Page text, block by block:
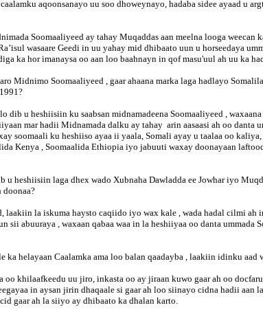
aqoonsanayo uu soo dhoweynayo, hadaba sidee ayaad u
Soomaaliyeed ay tahay Muqaddas aan meelna looga weecan
wasaare Geedi in uu yahay mid dhibaato uun u horseedaya
ka hor imanaysa oo aan loo baahnayn in qof masu'uul ah uu ka
Midnimo Soomaaliyeed , gaar ahaana marka laga hadlayo
dib u heshiisiin ku saabsan midnamadeena Soomaaliyeed ,
mar hadii Midnamada dalku ay tahay arin aasaasi ah oo danta
soomaali ku heshiiso ayaa ii yaala, Somali ayay u taalaa oo
Kenya , Soomaalida Ethiopia iyo jabuuti waxay doonayaan
u heshiisiin laga dhex wado Xubnaha Dawladda ee Jowhar iyo
doonaa?
laakiin la iskuma haysto caqiido iyo wax kale , wada hadal cilmi ah
sii abuuraya , waxaan qabaa waa in la heshiiyaa oo danta ummada
ka helayaan Caalamka ama loo balan qaadayba , laakiin idinku aad
oo khilaafkeedu uu jiro, inkasta oo ay jiraan kuwo gaar ah oo
in aysan jirin dhaqaale si gaar ah loo siinayo cidna hadii aan
gaar ah la siiyo ay dhibaato ka dhalan karto.